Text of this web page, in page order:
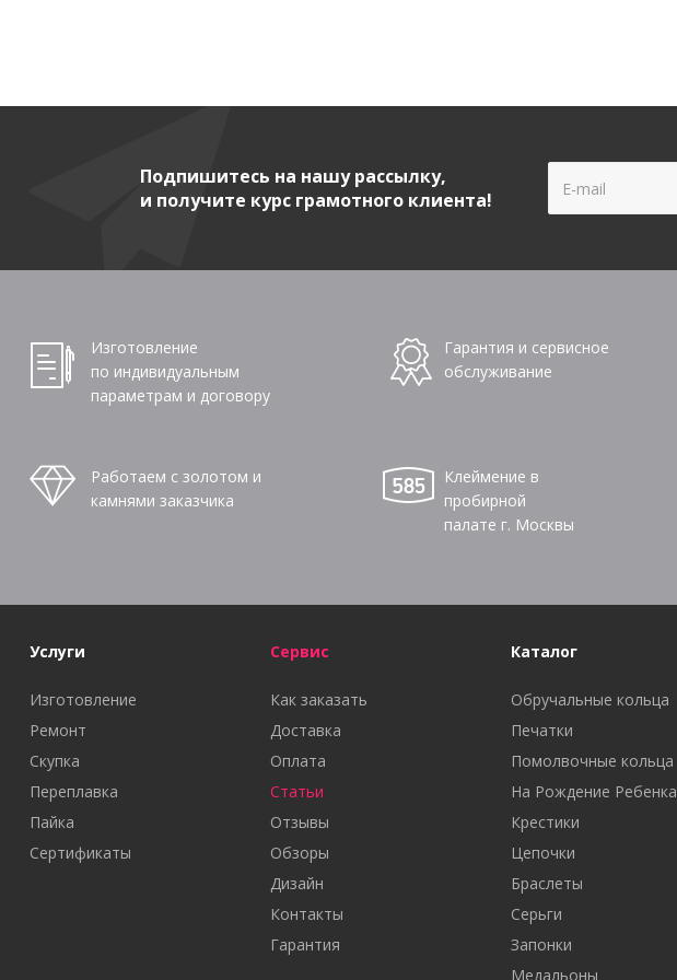
Подпишитесь на нашу рассылку,
и получите курс грамотного клиента!
Изготовление
по индивидуальным
параметрам и договору
Гарантия и сервисное
обслуживание
Работаем с золотом и
камнями заказчика
Клеймение в
пробирной
палате г. Москвы
Услуги
Изготовление
Ремонт
Скупка
Переплавка
Пайка
Сертификаты
Сервис
Как заказать
Доставка
Оплата
Статьи
Отзывы
Обзоры
Дизайн
Контакты
Гарантия
Каталог
Обручальные кольца
Печатки
Помолвочные кольца
На Рождение Ребенка
Крестики
Цепочки
Браслеты
Серьги
Запонки
Медальоны